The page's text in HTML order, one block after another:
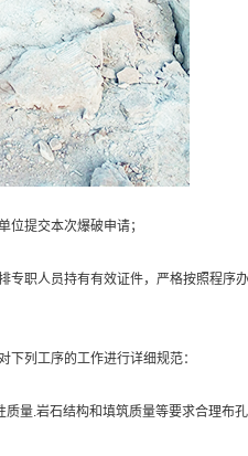
位提交本次爆破申请；
职人员持有有效证件，严格按照程序
列工序的工作进行详细规范：
量.岩石结构和填筑质量等要求合理布孔